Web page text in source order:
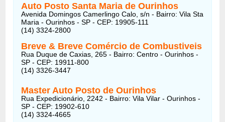
Auto Posto Santa Maria de Ourinhos
Avenida Domingos Camerlingo Calo, s/n - Bairro: Vila Sta
Maria - Ourinhos - SP - CEP: 19905-111
(14) 3324-2800
Breve & Breve Comércio de Combustiveis
Rua Duque de Caxias, 265 - Bairro: Centro - Ourinhos -
SP - CEP: 19911-800
(14) 3326-3447
Master Auto Posto de Ourinhos
Rua Expedicionário, 2242 - Bairro: Vila Vilar - Ourinhos -
SP - CEP: 19902-610
(14) 3324-4665